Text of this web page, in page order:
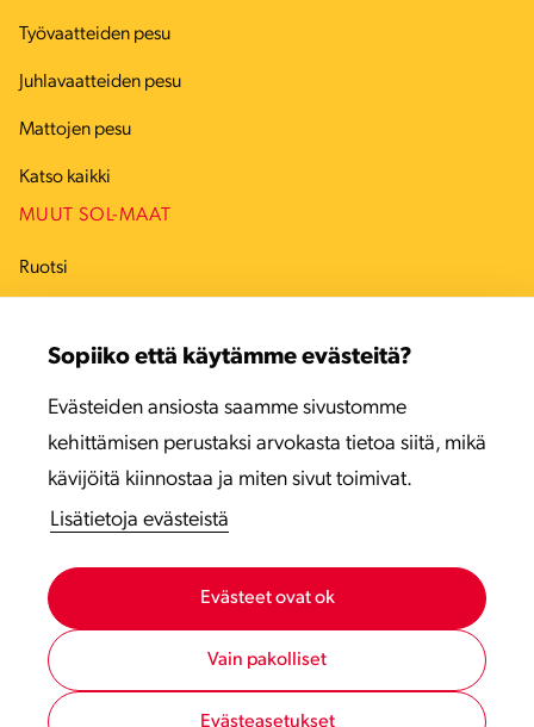
Sopiiko että käytämme evästeitä?
Evästeiden ansiosta saamme sivustomme
kehittämisen perustaksi arvokasta tietoa siitä, mikä
kävijöitä kiinnostaa ja miten sivut toimivat.
Lisätietoja evästeistä
Evästeet ovat ok
Vain pakolliset
Evästeasetukset
Työvaatteiden pesu
Juhlavaatteiden pesu
Mattojen pesu
Katso kaikki
MUUT SOL-MAAT
Ruotsi
Viro
Latvia